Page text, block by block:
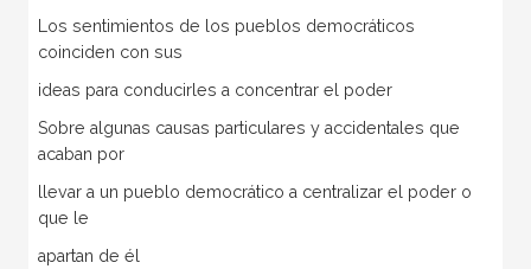
Los sentimientos de los pueblos democráticos
coinciden con sus
ideas para conducirles a concentrar el poder
Sobre algunas causas particulares y accidentales que
acaban por
llevar a un pueblo democrático a centralizar el poder o
que le
apartan de él